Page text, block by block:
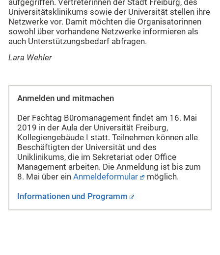
aufgegriffen. Vertreterinnen der Stadt Freiburg, des
Universitätsklinikums sowie der Universität stellen ihre
Netzwerke vor. Damit möchten die Organisatorinnen
sowohl über vorhandene Netzwerke informieren als
auch Unterstützungsbedarf abfragen.
Lara Wehler
Anmelden und mitmachen
Der Fachtag Büromanagement findet am 16. Mai
2019 in der Aula der Universität Freiburg,
Kollegiengebäude I statt. Teilnehmen können alle
Beschäftigten der Universität und des
Uniklinikums, die im Sekretariat oder Office
Management arbeiten. Die Anmeldung ist bis zum
8. Mai über ein Anmeldeformular möglich.
Informationen und Programm